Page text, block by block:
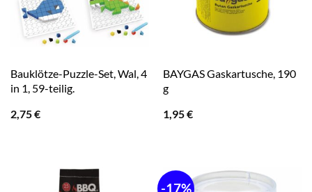
Bauklötze-Puzzle-Set, Wal, 4
in 1, 59-teilig.
2,75€
BAYGAS Gaskartusche, 190
g
1,95€
-17%